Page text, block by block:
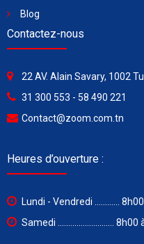
Blog
Contactez-nous
22 AV. Alain Savary, 1002
31 300 553 - 58 490 221
Contact@zoom.com.tn
Heures d’ouverture :
Lundi - Vendredi ............
Samedi ........................... 8h00